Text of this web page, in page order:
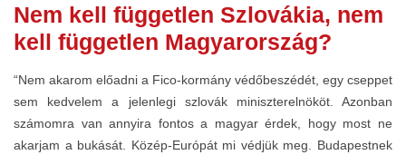
Nem kell független Szlovákia, nem
kell független Magyarország?
“Nem akarom előadni a Fico-kormány védőbeszédét, egy cseppet
sem kedvelem a jelenlegi szlovák miniszterelnököt. Azonban
számomra van annyira fontos a magyar érdek, hogy most ne
akarjam a bukását. Közép-Európát mi védjük meg. Budapestnek